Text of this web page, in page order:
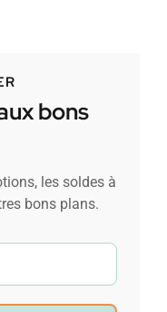
bons
les soldes à
bons plans.